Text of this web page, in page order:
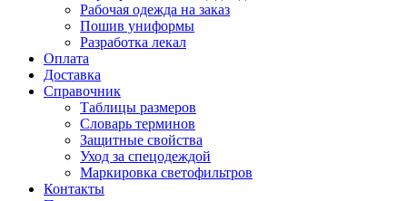
Рабочая одежда на заказ
Пошив униформы
Разработка лекал
Оплата
Доставка
Справочник
Таблицы размеров
Словарь терминов
Защитные свойства
Уход за спецодеждой
Маркировка светофильтров
Контакты